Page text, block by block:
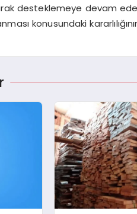
desteklemeye devam
konusundaki